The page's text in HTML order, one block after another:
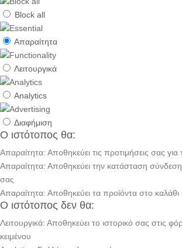
Block all
Απαραίτητα
Λειτουργικά
Analytics
Διαφήμιση
Ο ιστότοπος θα:
Απαραίτητα: Αποθηκεύει τις προτιμήσεις σας
Απαραίτητα: Αποθηκεύει την κατάσταση
σας
Απαραίτητα: Αποθηκεύει τα προϊόντα στο καλάθι
Ο ιστότοπος δεν θα:
Λειτουργικά: Αποθηκεύει το ιστορικό σας στις
κειμένου